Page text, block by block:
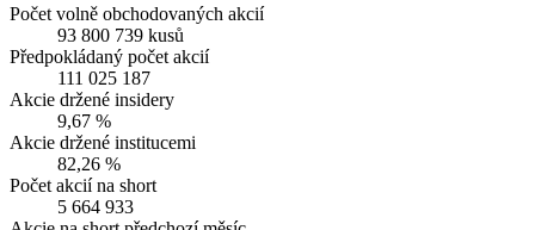
Počet volně obchodovaných akcií
93 800 739 kusů
Předpokládaný počet akcií
111 025 187
Akcie držené insidery
9,67 %
Akcie držené institucemi
82,26 %
Počet akcií na short
5 664 933